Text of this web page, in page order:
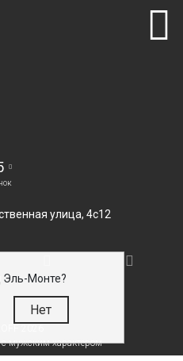
Эль-Монте?
Нет
улица, 4с12
мужским характером